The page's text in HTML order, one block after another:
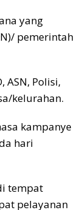
yang
pemerintah
Polisi,
kelurahan.
kampanye
hari
tempat
pelayanan